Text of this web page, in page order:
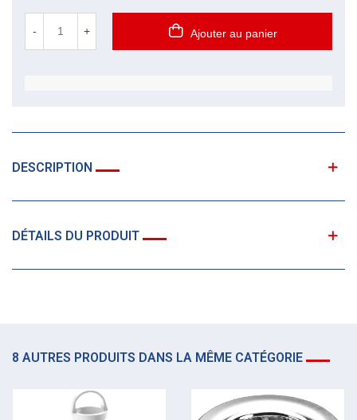
- + Ajouter au panier
DESCRIPTION
DÉTAILS DU PRODUIT
8 AUTRES PRODUITS DANS LA MÊME CATÉGORIE